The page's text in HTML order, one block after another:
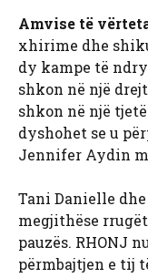
Amvise të
xhirime dhe
dy kampe të
shkon në një
shkon në një
dyshohet se u
Jennifer Aydin
Tani Danielle
megjithëse
pauzës. RHONJ
përmbajtjen e tij